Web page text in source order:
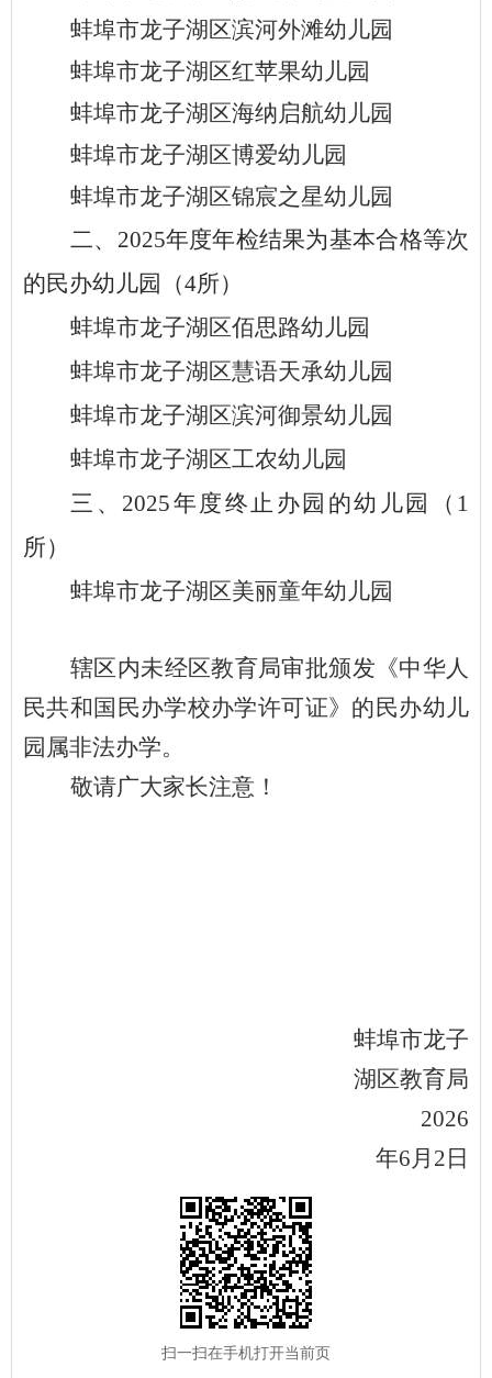
蚌埠市龙子湖区滨河外滩幼儿园
蚌埠市龙子湖区红苹果幼儿园
蚌埠市龙子湖区海纳启航幼儿园
蚌埠市龙子湖区博爱幼儿园
蚌埠市龙子湖区锦宸之星幼儿园
二、 2025年度年检结果为基本合格等次
的民办幼儿园 （4所）
蚌埠市龙子湖区佰思路幼儿园
蚌埠市龙子湖区慧语天承幼儿园
蚌埠市龙子湖区滨河御景幼儿园
蚌埠市龙子湖区工农幼儿园
三、 2025年度终止办园的幼儿园（1
所）
蚌埠市龙子湖区美丽童年幼儿园
辖区内未经区教育局审批颁发《中华人
民共和国民办学校办学许可证》的民办幼儿
园属非法办学。
敬请广大家长注意！
蚌埠市龙子
湖 区教育局
2026
年6月 2 日
扫一扫在手机打开当前页